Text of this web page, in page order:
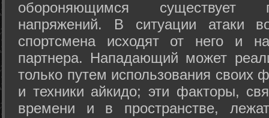
обороняющимся существует
напряжений. В ситуации атаки
спортсмена исходят от него и
партнера. Нападающий может
только путем использования своих
и техники айкидо; эти факторы,
времени и в пространстве,